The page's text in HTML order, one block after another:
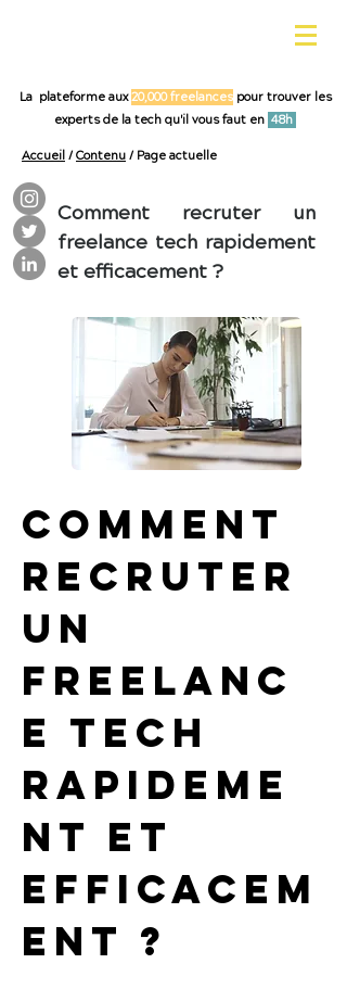
La plateforme aux20,000 freelancespour trouver les
experts de la tech qu'il vous faut en 48h
Accueil / Contenu / Page actuelle
Comment recruter un
freelance tech rapidement
et efficacement ?
Comment
recruter
un
freelanc
e tech
rapideme
nt et
efficacem
ent ?